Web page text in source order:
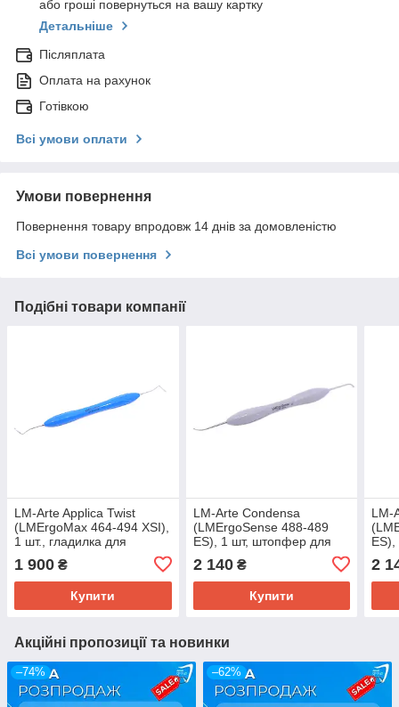
або гроші повернуться на вашу картку
Детальніше
Післяплата
Оплата на рахунок
Готівкою
Всі умови оплати
Умови повернення
Повернення товару впродовж 14 днів за домовленістю
Всі умови повернення
Подібні товари компанії
LM-Arte Applica Twist
(LMErgoMax 464-494 XSI),
1 шт., гладилка для
1 900 ₴
Купити
LM-Arte Condensa
(LMErgoSense 488-489
ES), 1 шт, штопфер для
моделювання, LM Dental
2 140₴
Купити
LM-
ES),
2
Акційні пропозиції та новинки
–74% –62%